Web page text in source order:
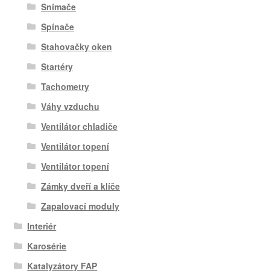
Snímače
Spínače
Stahovačky oken
Startéry
Tachometry
Váhy vzduchu
Ventilátor chladiče
Ventilátor topení
Ventilátor topení
Zámky dveří a klíče
Zapalovací moduly
Interiér
Karosérie
Katalyzátory FAP